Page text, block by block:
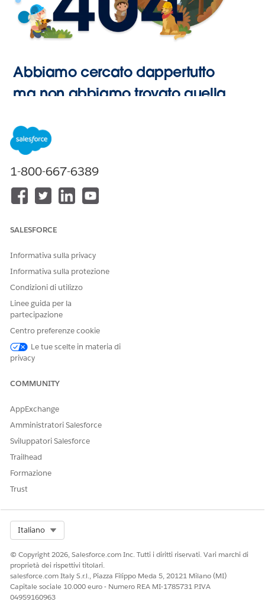
Abbiamo cercato dappertutto
ma non abbiamo trovato quella
1-800-667-6389
SALESFORCE
Informativa sulla privacy
Informativa sulla protezione
Condizioni di utilizzo
Linee guida per la
partecipazione
Centro preferenze cookie
Le tue scelte in materia di
privacy
COMMUNITY
AppExchange
Amministratori Salesforce
Sviluppatori Salesforce
Trailhead
Formazione
Trust
Italiano
© Copyright 2026, Salesforce.com Inc. Tutti i diritti riservati. Vari marchi di
proprietà dei rispettivi titolari.
salesforce.com Italy S.r.l., Piazza Filippo Meda 5, 20121 Milano (MI)
Capitale sociale 10.000 euro - Numero REA MI-1785731 P.IVA
04959160963